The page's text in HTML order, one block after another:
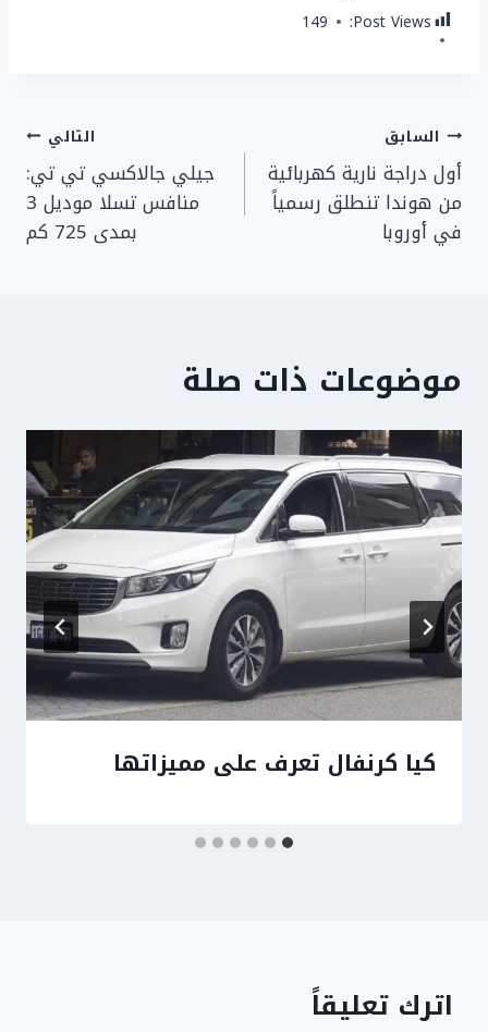
Post Views:
149
تصفّح
المقالات
السابق
أول دراجة نارية كهربائية
من هوندا تنطلق رسمياً
في أوروبا
التالي
جيلي جالاكسي تي تي:
منافس تسلا موديل 3
بمدى 725 كم
موضوعات ذات صلة
كيا كرنفال تعرف على مميزاتها
اترك تعليقاً